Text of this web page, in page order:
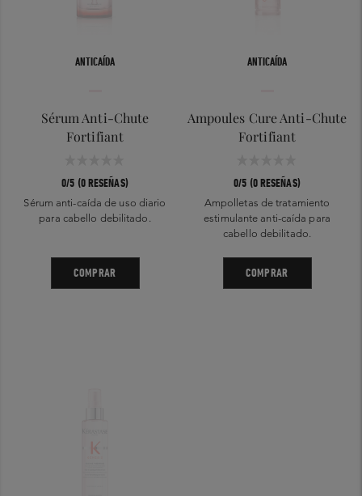
ANTICAÍDA
Sérum Anti-Chute
Fortifiant
0/5 (0 RESEÑAS)
Sérum anti-caída de uso diario
para cabello debilitado.
COMPRAR
ANTICAÍDA
Ampoules Cure Anti-Chute
Fortifiant
0/5 (0 RESEÑAS)
Ampolletas de tratamiento
estimulante anti-caída para
cabello debilitado.
COMPRAR